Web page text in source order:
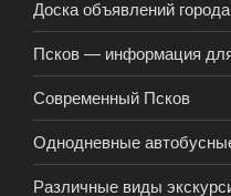
Доска объявлений
Псков — информация
Современный Псков
Однодневные
Различные виды